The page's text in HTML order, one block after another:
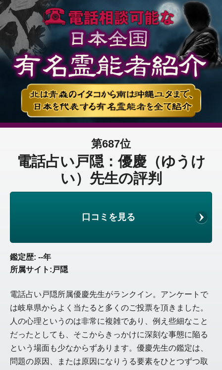
第687位
電話占い戸隠：優慶（ゆうけ
い）先生の評判
口コミを見る
鑑定歴: --年
所属サイト:戸隠
電話占い戸隠所属優慶先生がランクイン。アンケートで
は岐阜県からよく当たると多くのご投票を頂きました。
人の心理というのは非常に複雑であり、例え些細なこと
だったとしても、そこからきっかけに深刻な事態に陥る
という場面も少なからずあります。優慶先生の鑑定は、
問題の原因、または原因になりうる要素をひとつずつ取